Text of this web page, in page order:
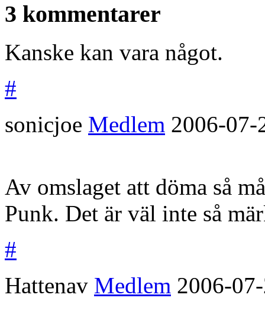
3 kommentarer
Kanske kan vara något.
#
sonicjoe Medlem 2006-07-
Av omslaget att döma så
Punk. Det är väl inte så
#
Hattenav Medlem 2006-